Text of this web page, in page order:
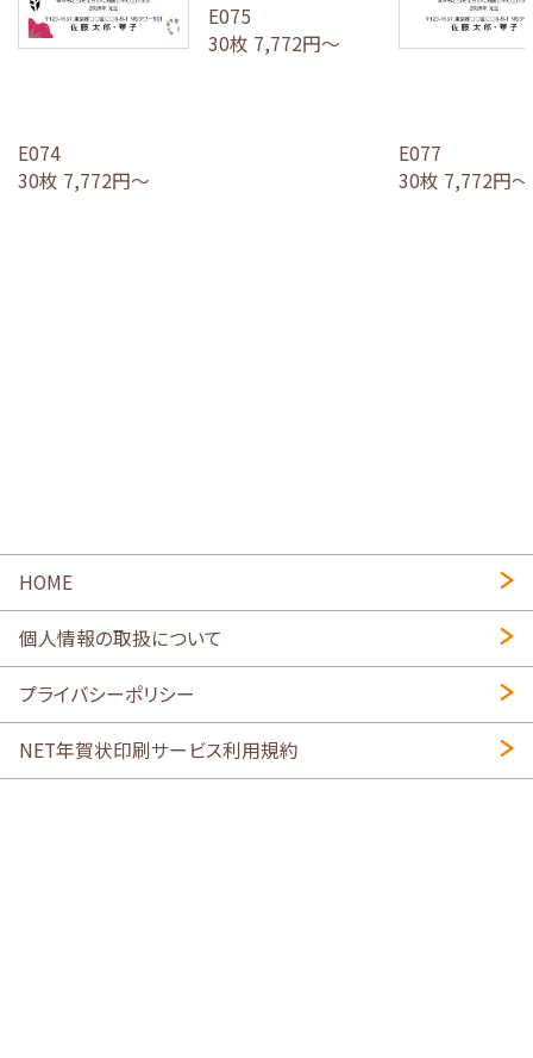
E074
30枚 7,772円～
E075
30枚 7,772円～
E077
30枚 7,772円～
HOME
個人情報の取扱について
プライバシーポリシー
NET年賀状印刷サービス利用規約